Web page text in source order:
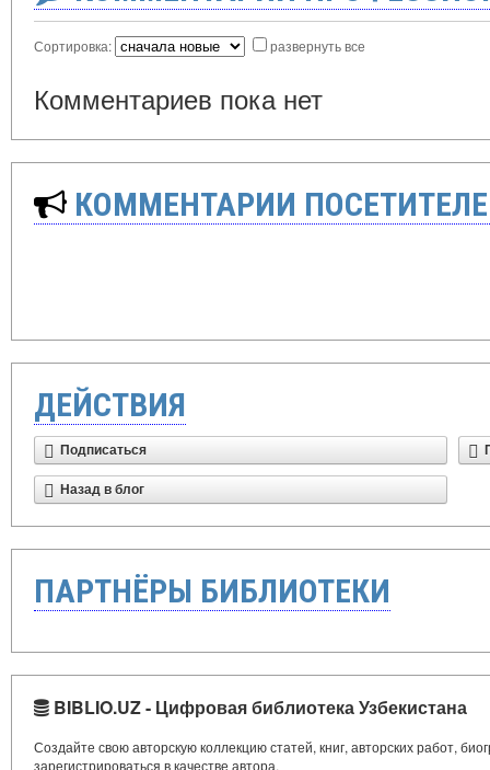
Сортировка: развернуть все
Комментариев пока нет
КОММЕНТАРИИ
ДЕЙСТВИЯ
Подписаться
Назад в блог
ПАРТНЁРЫ БИБЛИОТЕКИ
BIBLIO.UZ - Цифровая библиотека Узбекистана
Создайте свою авторскую коллекцию статей, книг, авторских работ,
зарегистрироваться в качестве автора.